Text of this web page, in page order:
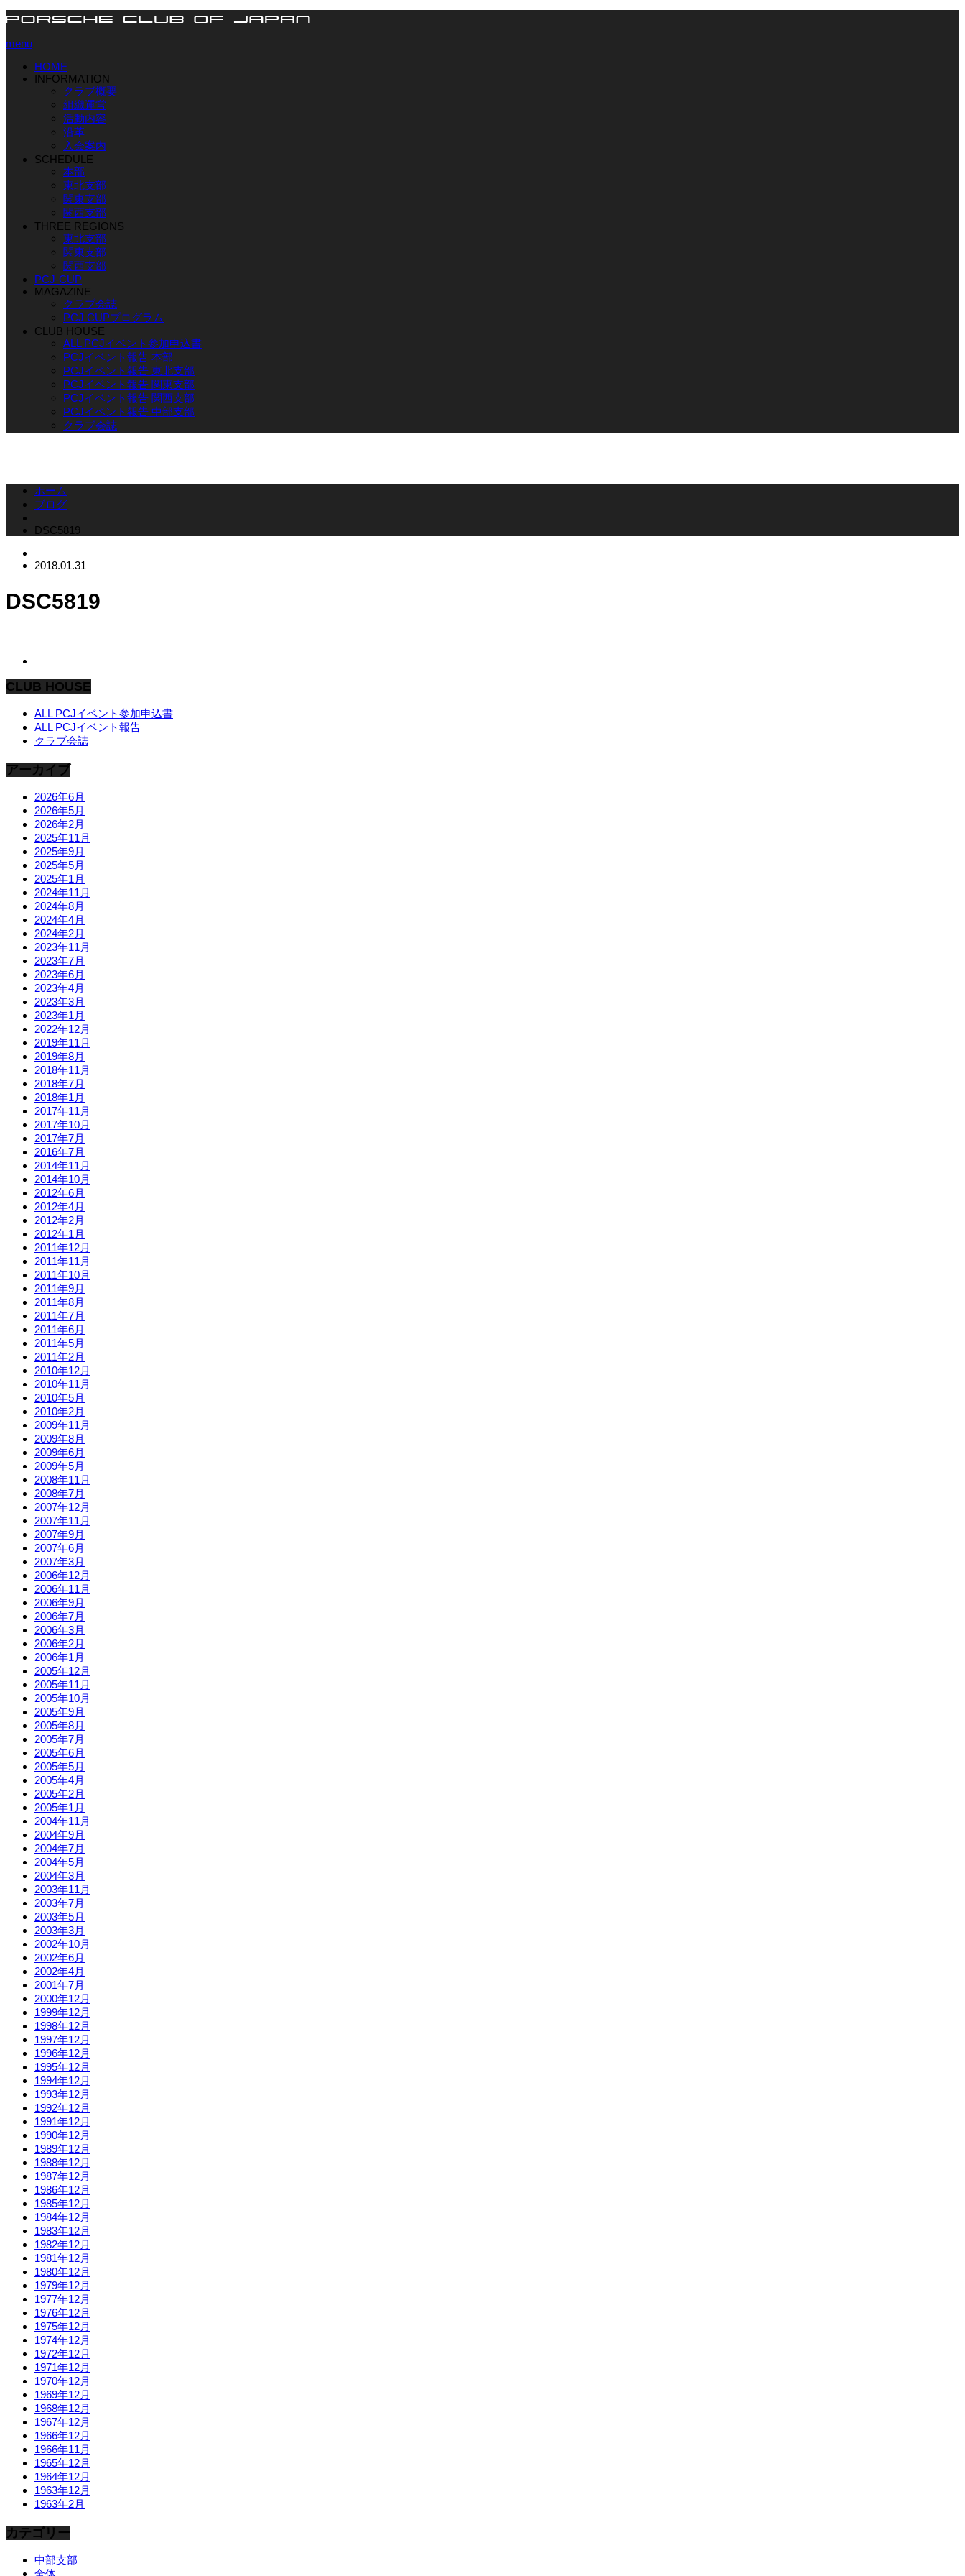
menu
HOME
INFORMATION
クラブ概要
組織運営
活動内容
沿革
入会案内
SCHEDULE
本部
東北支部
関東支部
関西支部
THREE REGIONS
東北支部
関東支部
関西支部
PCJ-CUP
MAGAZINE
クラブ会誌
PCJ CUPプログラム
CLUB HOUSE
ALL PCJイベント参加申込書
PCJイベント報告 本部
PCJイベント報告 東北支部
PCJイベント報告 関東支部
PCJイベント報告 関西支部
PCJイベント報告 中部支部
クラブ会誌
ホーム
ブログ
DSC5819
2018.01.31
DSC5819
CLUB HOUSE
ALL PCJイベント参加申込書
ALL PCJイベント報告
クラブ会誌
アーカイブ
2026年6月
2026年5月
2026年2月
2025年11月
2025年9月
2025年5月
2025年1月
2024年11月
2024年8月
2024年4月
2024年2月
2023年11月
2023年7月
2023年6月
2023年4月
2023年3月
2023年1月
2022年12月
2019年11月
2019年8月
2018年11月
2018年7月
2018年1月
2017年11月
2017年10月
2017年7月
2016年7月
2014年11月
2014年10月
2012年6月
2012年4月
2012年2月
2012年1月
2011年12月
2011年11月
2011年10月
2011年9月
2011年8月
2011年7月
2011年6月
2011年5月
2011年2月
2010年12月
2010年11月
2010年5月
2010年2月
2009年11月
2009年8月
2009年6月
2009年5月
2008年11月
2008年7月
2007年12月
2007年11月
2007年9月
2007年6月
2007年3月
2006年12月
2006年11月
2006年9月
2006年7月
2006年3月
2006年2月
2006年1月
2005年12月
2005年11月
2005年10月
2005年9月
2005年8月
2005年7月
2005年6月
2005年5月
2005年4月
2005年2月
2005年1月
2004年11月
2004年9月
2004年7月
2004年5月
2004年3月
2003年11月
2003年7月
2003年5月
2003年3月
2002年10月
2002年6月
2002年4月
2001年7月
2000年12月
1999年12月
1998年12月
1997年12月
1996年12月
1995年12月
1994年12月
1993年12月
1992年12月
1991年12月
1990年12月
1989年12月
1988年12月
1987年12月
1986年12月
1985年12月
1984年12月
1983年12月
1982年12月
1981年12月
1980年12月
1979年12月
1977年12月
1976年12月
1975年12月
1974年12月
1972年12月
1971年12月
1970年12月
1969年12月
1968年12月
1967年12月
1966年12月
1966年11月
1965年12月
1964年12月
1963年12月
1963年2月
カテゴリー
中部支部